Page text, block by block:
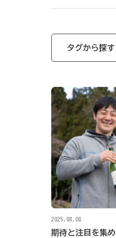
タグから探す
2025.08.08
期待と注目を集